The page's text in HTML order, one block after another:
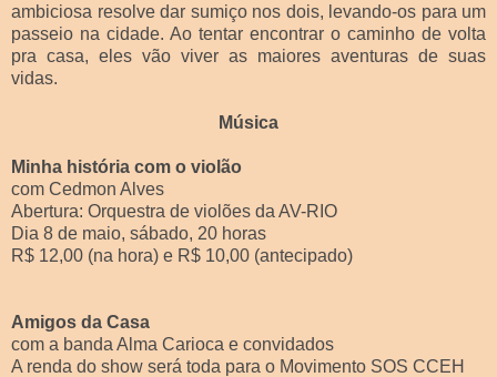
ambiciosa resolve dar sumiço nos dois, levando-os para um
passeio na cidade. Ao tentar encontrar o caminho de volta
pra casa, eles vão viver as maiores aventuras de suas
vidas.
Música
Minha história com o violão
com Cedmon Alves
Abertura: Orquestra de violões da AV-RIO
Dia 8 de maio, sábado, 20 horas
R$ 12,00 (na hora) e R$ 10,00 (antecipado)
Amigos da Casa
com a banda Alma Carioca e convidados
A renda do show será toda para o Movimento SOS CCEH